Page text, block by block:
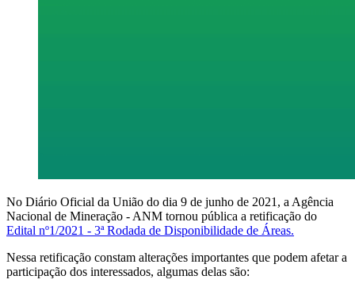
No Diário Oficial da União do dia 9 de junho de 2021, a Agência
Nacional de Mineração - ANM tornou pública a retificação do
Edital nº1/2021 - 3ª Rodada de Disponibilidade de Áreas.
Nessa retificação constam alterações importantes que podem afetar a
participação dos interessados, algumas delas são: